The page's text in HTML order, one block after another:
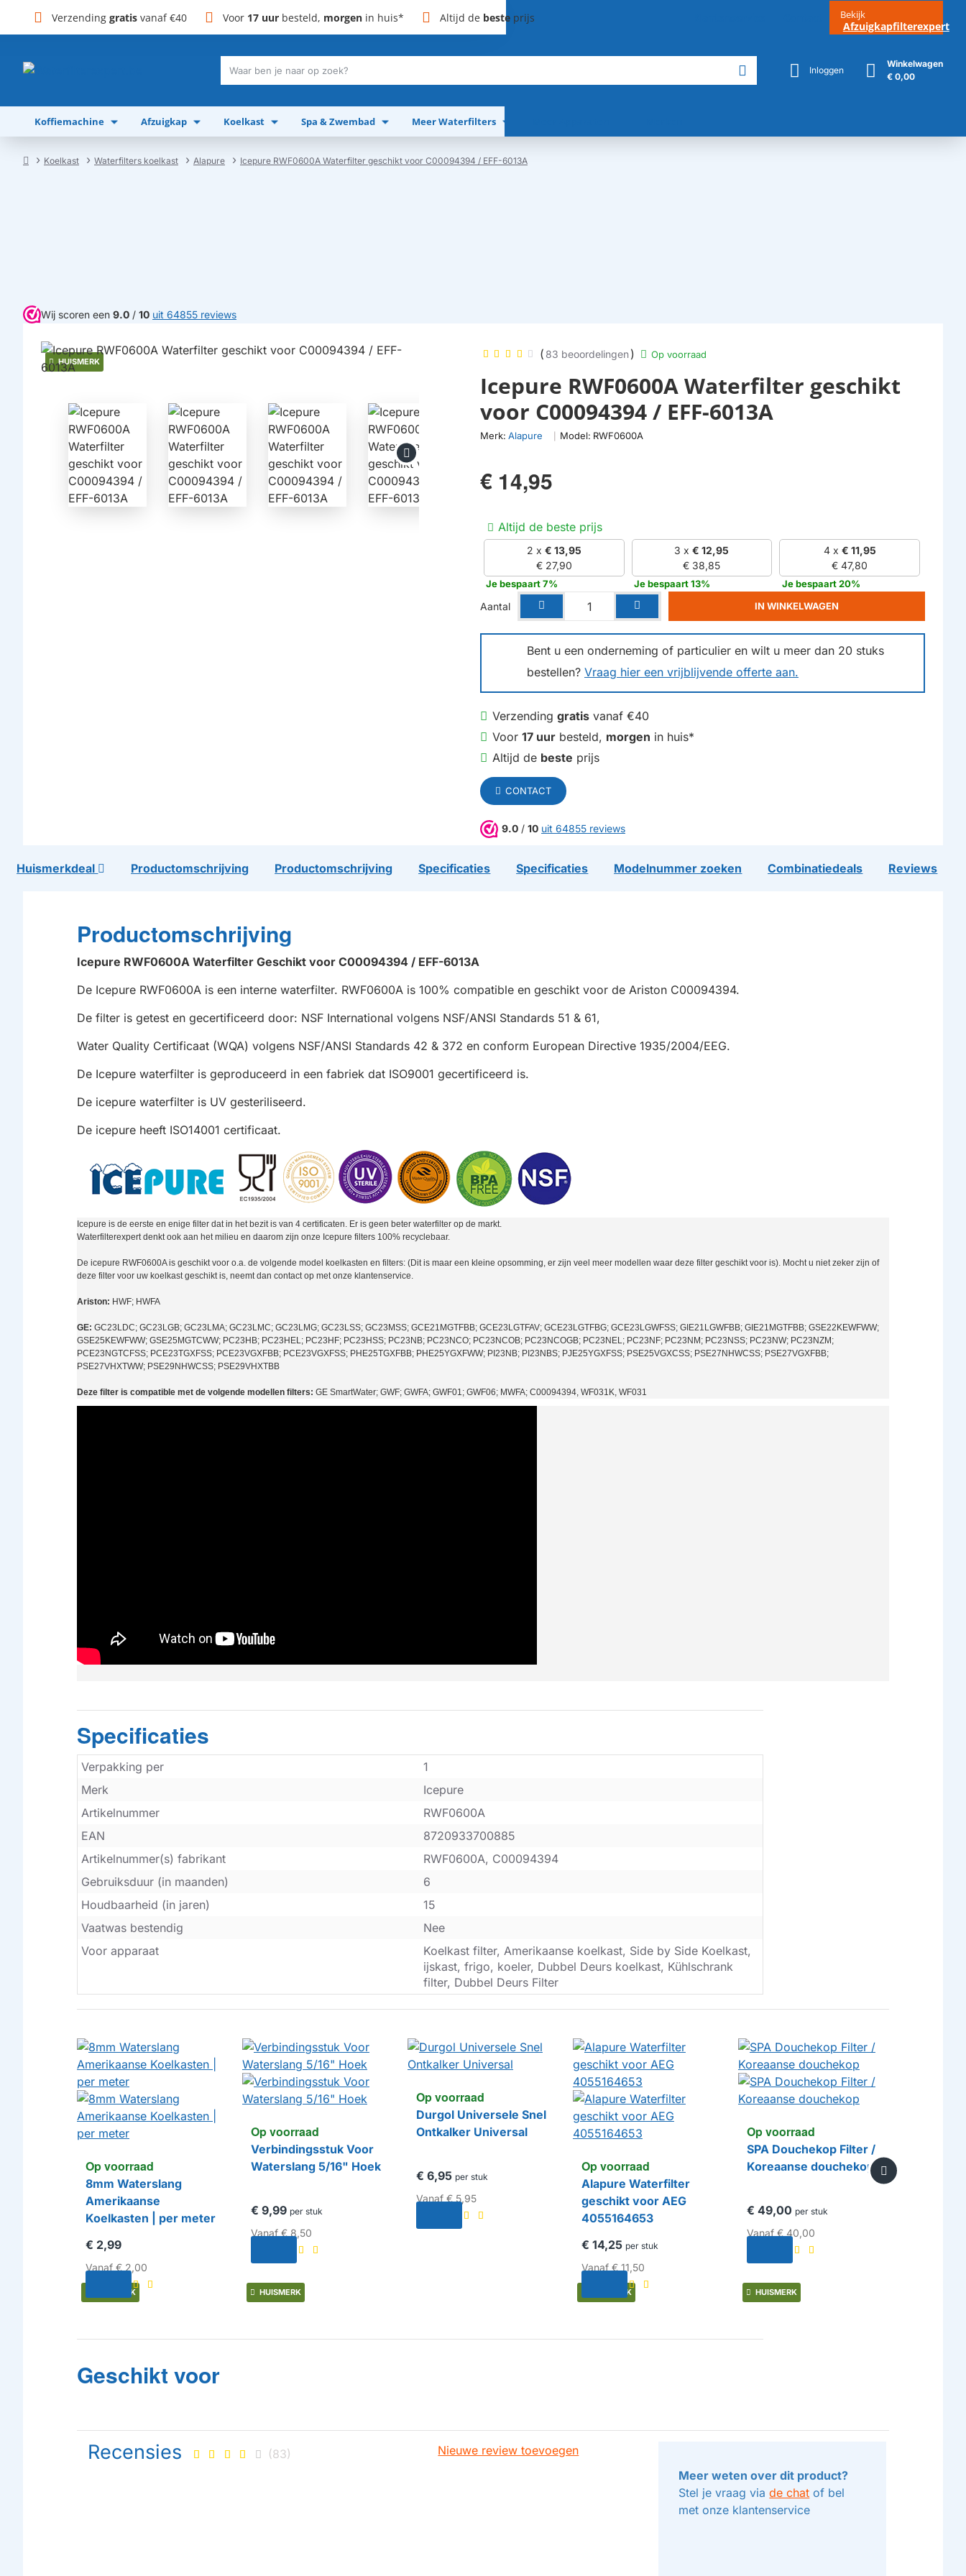
Verzending gratis vanaf €40 Voor 17 uur besteld, morgen in huis* Altijd de beste prijs Bekijk
Afzuigkapfilterexpert
Waar
je
naar
op
Inloggen
Winkelwagen
€ 0,00
Koffiemachine Afzuigkap Koelkast Spa & Zwembad Meer Waterfilters
Koelkast Waterfilters koelkast Alapure Icepure RWF0600A Waterfilter geschikt voor C00094394 / EFF-6013A
Wij scoren een 9.0 / 10 uit 64855 reviews
HUISMERK
Icepure RWF0600A Waterfilter geschikt
voor C00094394 / EFF-6013A
Merk: Alapure Model: RWF0600A
( 83 beoordelingen) Op voorraad
€ 14,95
Altijd de beste prijs
2 x € 13,95
€ 27,90
Je bespaart 7%
3 x€ 12,95
€ 38,85
Je bespaart 13%
4 x € 11,95
€ 47,80
Je bespaart 20%
Bent u een onderneming of particulier en wilt u meer dan 20 stuks
bestellen? Vraag hier een vrijblijvende offerte aan.
Aantal IN WINKELWAGEN
Verzending gratis vanaf €40
Voor 17 uur besteld, morgen in huis*
Altijd de beste prijs
CONTACT
9.0 / 10 uit 64855 reviews
Huismerkdeal Productomschrijving Productomschrijving Specificaties Specificaties Modelnummer zoeken Combinatiedeals Reviews
Productomschrijving
Icepure RWF0600A Waterfilter Geschikt voor C00094394 / EFF-6013A
De Icepure RWF0600A is een interne waterfilter. RWF0600A is 100% compatible en geschikt voor de Ariston C00094394.
De filter is getest en gecertificeerd door: NSF International volgens NSF/ANSI Standards 51 & 61,
Water Quality Certificaat (WQA) volgens NSF/ANSI Standards 42 & 372 en conform European Directive 1935/2004/EEG.
De Icepure waterfilter is geproduceerd in een fabriek dat ISO9001 gecertificeerd is.
De icepure waterfilter is UV gesteriliseerd.
De icepure heeft ISO14001 certificaat.
Icepure is de eerste en enige filter dat in het bezit is van 4 certificaten. Er is geen beter waterfilter op de markt.
Waterfilterexpert denkt ook aan het milieu en daarom zijn onze Icepure filters 100% recyclebaar.
De icepure RWF0600A is geschikt voor o.a. de volgende model koelkasten en filters: (Dit is maar een kleine opsomming, er zijn veel meer modellen waar deze filter geschikt voor is). Mocht u niet zeker zijn of
deze filter voor uw koelkast geschikt is, neemt dan contact op met onze klantenservice.
Ariston: HWF; HWFA
GE: GC23LDC; GC23LGB; GC23LMA; GC23LMC; GC23LMG; GC23LSS; GC23MSS; GCE21MGTFBB; GCE23LGTFAV; GCE23LGTFBG; GCE23LGWFSS; GIE21LGWFBB; GIE21MGTFBB; GSE22KEWFWW;
GSE25KEWFWW; GSE25MGTCWW; PC23HB; PC23HEL; PC23HF; PC23HSS; PC23NB; PC23NCO; PC23NCOB; PC23NCOGB; PC23NEL; PC23NF; PC23NM; PC23NSS; PC23NW; PC23NZM;
PCE23NGTCFSS; PCE23TGXFSS; PCE23VGXFBB; PCE23VGXFSS; PHE25TGXFBB; PHE25YGXFWW; PI23NB; PI23NBS; PJE25YGXFSS; PSE25VGXCSS; PSE27NHWCSS; PSE27VGXFBB;
PSE27VHXTWW; PSE29NHWCSS; PSE29VHXTBB
Deze filter is compatible met de volgende modellen filters: GE SmartWater; GWF; GWFA; GWF01; GWF06; MWFA; C00094394, WF031K, WF031
Specificaties
Verpakking per
1
Merk
Icepure
Artikelnummer
RWF0600A
EAN
8720933700885
Artikelnummer(s) fabrikant
RWF0600A, C00094394
Gebruiksduur (in maanden)
6
Houdbaarheid (in jaren)
15
Vaatwas bestendig
Nee
Voor apparaat
Koelkast filter, Amerikaanse koelkast, Side by Side Koelkast,
ijskast, frigo, koeler, Dubbel Deurs koelkast, Kühlschrank
filter, Dubbel Deurs Filter
HUISMERK
Op voorraad
8mm Waterslang
Amerikaanse
Koelkasten | per meter
€ 2,99
Vanaf € 2,00
HUISMERK
Op voorraad
Verbindingsstuk Voor
Waterslang 5/16" Hoek
€ 9,99 per stuk
Vanaf€ 8,50
Op voorraad
Durgol Universele Snel
Ontkalker Universal
€ 6,95 per stuk
Vanaf€ 5,95
HUISMERK
Op voorraad
Alapure Waterfilter
geschikt voor AEG
4055164653
€ 14,25 per stuk
Vanaf€ 11,50
HUISMERK
Op voorraad
SPA Douchekop Filter /
Koreaanse douchekop
€ 49,00 per stuk
Vanaf€ 40,00
Geschikt voor
Recensies (83)
Nieuwe review toevoegen
Meer weten over dit product?
Stel je vraag viade chat of bel
met onze klantenservice